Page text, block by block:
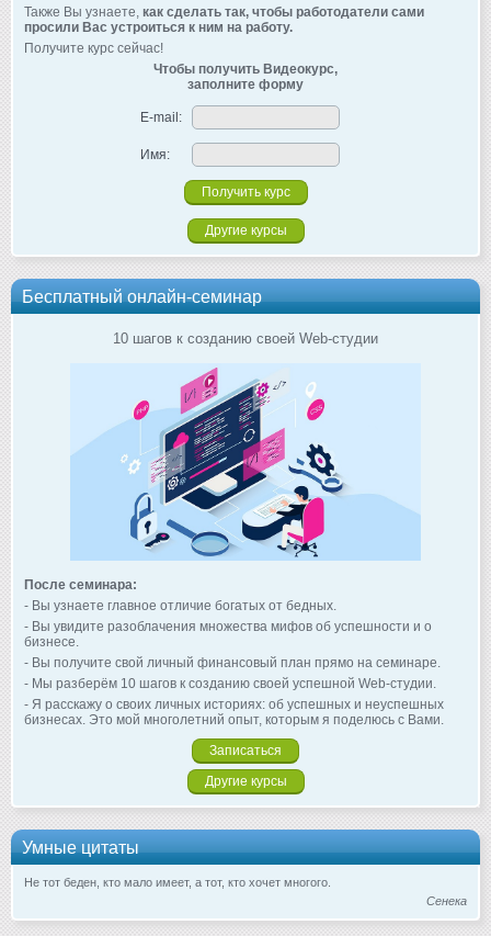
Также Вы узнаете, как сделать так, чтобы работодатели сами
просили Вас устроиться к ним на работу.
Получите курс сейчас!
Чтобы получить Видеокурс,
заполните форму
E-mail:
Имя:
Другие курсы
Бесплатный онлайн-семинар
10 шагов к созданию своей Web-студии
После семинара:
- Вы узнаете главное отличие богатых от бедных.
- Вы увидите разоблачения множества мифов об успешности и о
бизнесе.
- Вы получите свой личный финансовый план прямо на семинаре.
- Мы разберём 10 шагов к созданию своей успешной Web-студии.
- Я расскажу о своих личных историях: об успешных и неуспешных
бизнесах. Это мой многолетний опыт, которым я поделюсь с Вами.
Записаться
Другие курсы
Умные цитаты
Не тот беден, кто мало имеет, а тот, кто хочет многого.
Сенека